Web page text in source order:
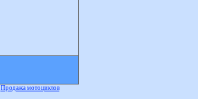
Продажа мотоциклов